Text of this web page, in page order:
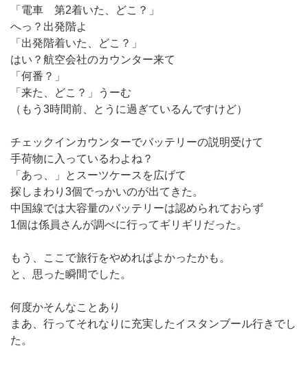
「電車 第2着いた、どこ？」
へっ？出発階よ
「出発階着いた、どこ？」
はい？航空会社のカウンター来て
「何番？」
「来た、どこ？」うーむ
（もう3時間前、とうに過ぎているんですけど）
チェックインカウンターでバッテリーの説明受けて
手荷物に入っているわよね？
「あっ、」とスーツケースを広げて
探しまわり3個でっかいのが出てきた。
中国線では大容量のバッテリーは認められておらず
1個は係員さんが調べに行ってギリギリだった。
もう、ここで旅行をやめればよかったかも。
と、思った瞬間でした。
何度かそんなことあり
まあ、行ってそれなりに充実したイスタンブール行きでし
た。